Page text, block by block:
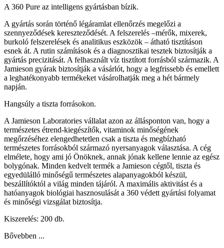
A 360 Pure az intelligens gyártásban bízik.
A gyártás során történő légáramlat ellenőrzés megelőzi a
szennyeződések kereszteződését. A felszerelés –mérők, mixerek,
burkoló felszerelések és analitikus eszközök – átható tisztításon
esnek át. A rutin számítások és a diagnosztikai tesztek biztosítják a
gyártás precizitását. A felhasznált víz tisztított forrásból származik. A
Jamieson gyárak biztosítják a vásárlót, hogy a legfrissebb és emellett
a leghatékonyabb termékeket vásárolhatják meg a hét bármely
napján.
Hangsúly a tiszta forrásokon.
A Jamieson Laboratories vállalat azon az állásponton van, hogy a
természetes étrend-kiegészítők, vitaminok minőségének
megőrzéséhez elengedhetetlen csak a tiszta és megbízható
természetes forrásokból származó nyersanyagok választása. A cég
elmélete, hogy ami jó Önöknek, annak jónak kellene lennie az egész
bolygónak. Minden kedvelt termék a Jamieson cégtől, tiszta és
egyedülálló minőségű természetes alapanyagokból készül,
beszállítóktól a világ minden tájáról. A maximális aktivitást és a
hatóanyagok biológiai hasznosulását a 360 védett gyártási folyamat
és minőségi vizsgálat biztosítja.
Kiszerelés: 200 db.
Bővebben ...